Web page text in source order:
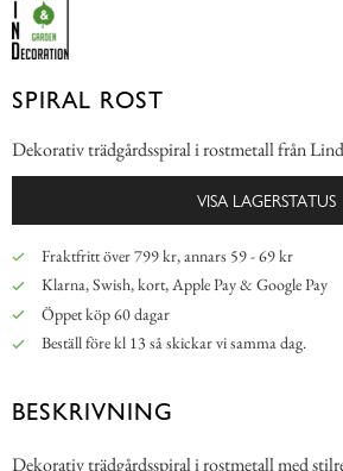
SPIRAL ROST
Dekorativ trädgårdsspiral i rostmetall från
VISA LAGERSTATUS
Fraktfritt över 799 kr, annars 59 - 69 kr
Klarna, Swish, kort, Apple Pay & Google Pay
Öppet köp 60 dagar
Beställ före kl 13 så skickar vi samma dag.
BESKRIVNING
Dekorativ trädgårdsspiral i rostmetall med